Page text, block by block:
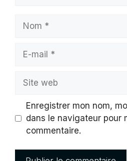
mail
web
Enregistrer mon nom,
dans le navigateur pour
commentaire.